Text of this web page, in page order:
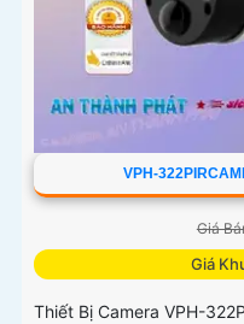
VPH-
Giá
Giá
Thiết Bị Camera VPH-